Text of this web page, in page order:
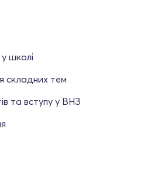
школі
складних тем
та вступу у ВНЗ